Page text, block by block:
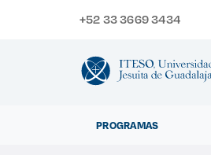
+52 33 3669 3434
PROGRAMAS